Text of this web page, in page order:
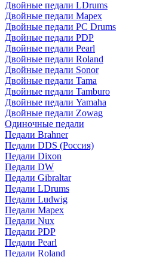
Двойные педали LDrums
Двойные педали Mapex
Двойные педали PC Drums
Двойные педали PDP
Двойные педали Pearl
Двойные педали Roland
Двойные педали Sonor
Двойные педали Tama
Двойные педали Tamburo
Двойные педали Yamaha
Двойные педали Zowag
Одиночные педали
Педали Brahner
Педали DDS (Россия)
Педали Dixon
Педали DW
Педали Gibraltar
Педали LDrums
Педали Ludwig
Педали Mapex
Педали Nux
Педали PDP
Педали Pearl
Педали Roland